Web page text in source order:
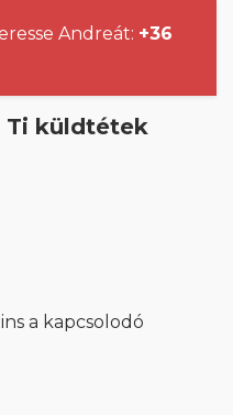
Andreát: +36
Ti küldtétek
a kapcsolodó